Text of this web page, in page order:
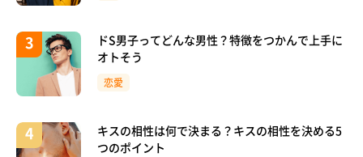
ドS男子ってどんな男性？特徴をつかんで上手に
オトそう
恋愛
キスの相性は何で決まる？キスの相性を決める5
つのポイント